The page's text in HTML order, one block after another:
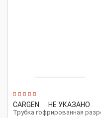
CARGEN НЕ УКАЗАНО
Трубка гофрированная